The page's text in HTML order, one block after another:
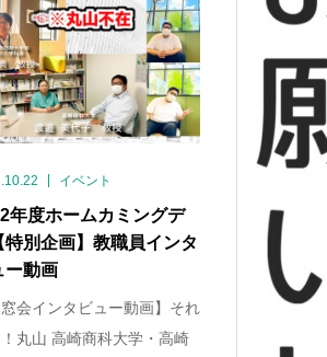
イベント
年度ホームカミングデ
特別企画】教職員インタ
ー動画
窓会インタビュー動画】それ
丸山 高崎商科大学・高崎